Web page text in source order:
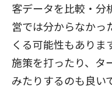
客データを比較・分
営では分からなかっ
くる可能性もありま
施策を打ったり、タ
みたりするのも良い